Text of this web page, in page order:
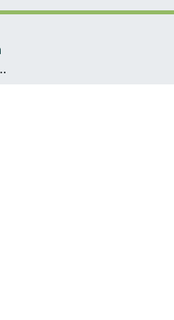
per tot el DD
publicar
recent de la Garrotxa